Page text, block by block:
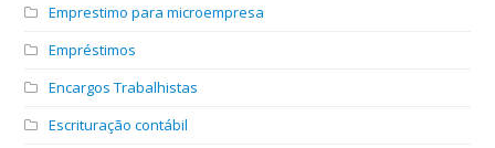
Emprestimo para microempresa
Empréstimos
Encargos Trabalhistas
Escrituração contábil